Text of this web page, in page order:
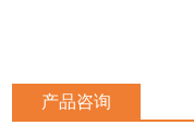
产品咨询